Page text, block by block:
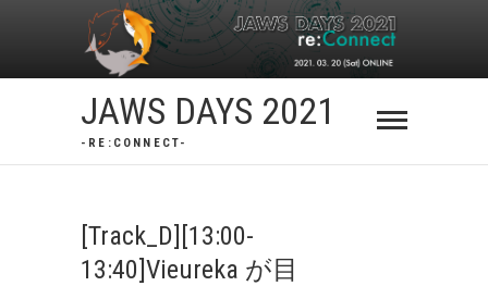
JAWS DAYS 2021
-RE:CONNECT-
[Track_D][13:00-
13:40]Vieureka が目